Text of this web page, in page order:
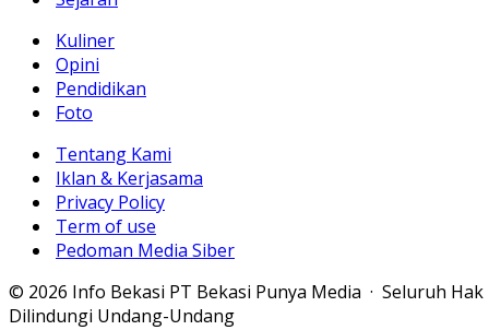
Kuliner
Opini
Pendidikan
Foto
Tentang Kami
Iklan & Kerjasama
Privacy Policy
Term of use
Pedoman Media Siber
© 2026 Info Bekasi PT Bekasi Punya Media · Seluruh Hak
Dilindungi Undang-Undang